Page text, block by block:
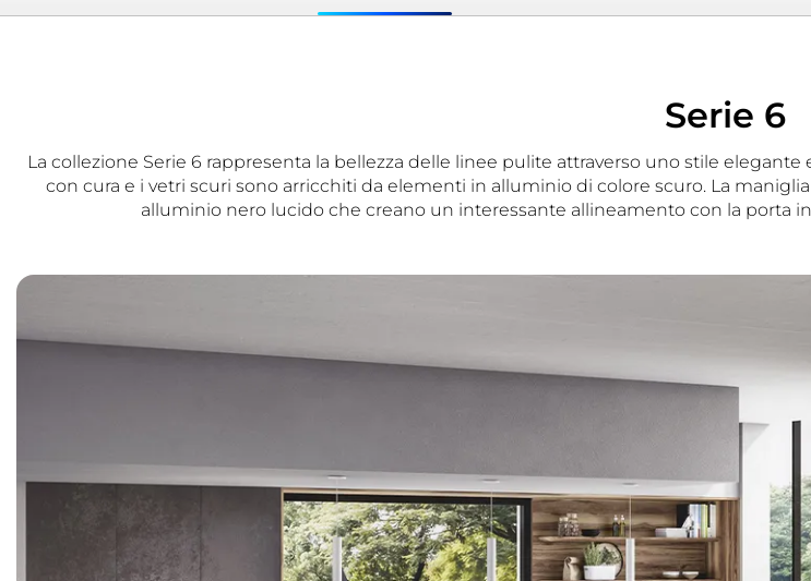
Serie 6
La collezione Serie 6 rappresenta la bellezza delle linee pulite attraverso uno stile
con cura e i vetri scuri sono arricchiti da elementi in alluminio di colore scuro. La
alluminio nero lucido che creano un interessante allineamento con la porta